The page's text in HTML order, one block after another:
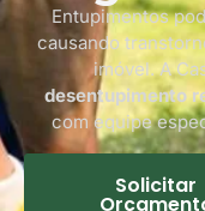
Entupimentos
causando
imóvel. A
desentupimento
com equipe
Solicitar